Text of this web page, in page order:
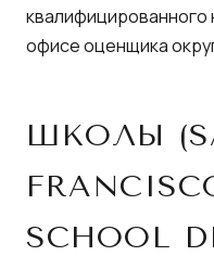
квалифицированного
офисе оценщика
ШКОЛЫ
SCHOOL